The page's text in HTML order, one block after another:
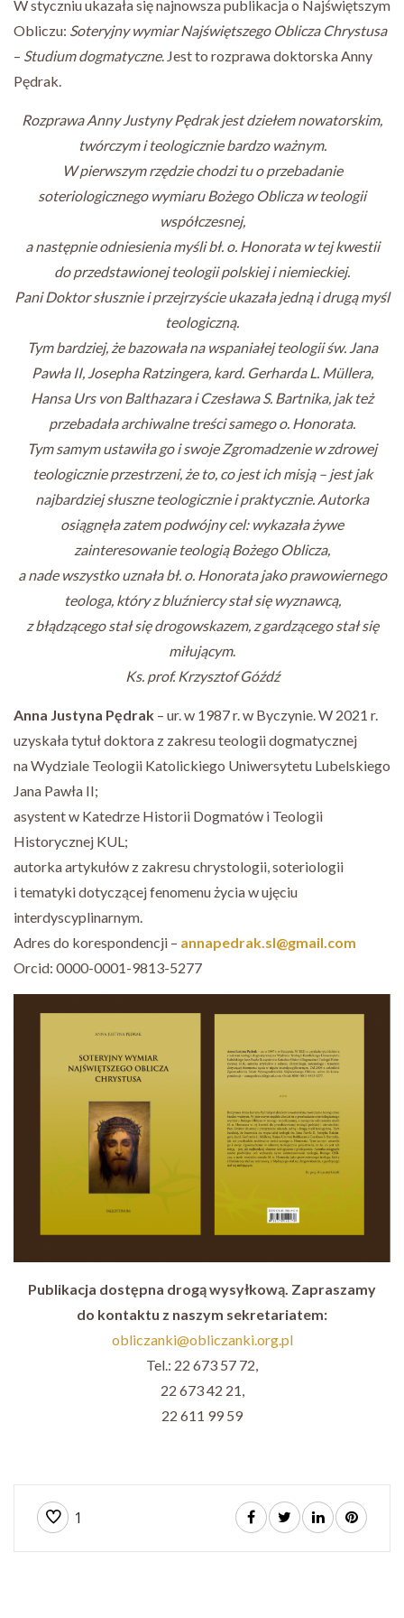
W styczniu ukazała się najnowsza publikacja o Najświętszym
Obliczu: Soteryjny wymiar Najświętszego Oblicza Chrystusa
– Studium dogmatyczne. Jest to rozprawa doktorska Anny
Pędrak.
Rozprawa Anny Justyny Pędrak jest dziełem nowatorskim,
twórczym i teologicznie bardzo ważnym.
W pierwszym rzędzie chodzi tu o przebadanie
soteriologicznego wymiaru Bożego Oblicza w teologii
współczesnej,
a następnie odniesienia myśli bł. o. Honorata w tej kwestii
do przedstawionej teologii polskiej i niemieckiej.
Pani Doktor słusznie i przejrzyście ukazała jedną i drugą myśl
teologiczną.
Tym bardziej, że bazowała na wspaniałej teologii św. Jana
Pawła II, Josepha Ratzingera, kard. Gerharda L. Müllera,
Hansa Urs von Balthazara i Czesława S. Bartnika, jak też
przebadała archiwalne treści samego o. Honorata.
Tym samym ustawiła go i swoje Zgromadzenie w zdrowej
teologicznie przestrzeni, że to, co jest ich misją – jest jak
najbardziej słuszne teologicznie i praktycznie. Autorka
osiągnęła zatem podwójny cel: wykazała żywe
zainteresowanie teologią Bożego Oblicza,
a nade wszystko uznała bł. o. Honorata jako prawowiernego
teologa, który z bluźniercy stał się wyznawcą,
z błądzącego stał się drogowskazem, z gardzącego stał się
miłującym.
Ks. prof. Krzysztof Góźdź
Anna Justyna Pędrak – ur. w 1987 r. w Byczynie. W 2021 r.
uzyskała tytuł doktora z zakresu teologii dogmatycznej
na Wydziale Teologii Katolickiego Uniwersytetu Lubelskiego
Jana Pawła II;
asystent w Katedrze Historii Dogmatów i Teologii
Historycznej KUL;
autorka artykułów z zakresu chrystologii, soteriologii
i tematyki dotyczącej fenomenu życia w ujęciu
interdyscyplinarnym.
Adres do korespondencji – annapedrak.sl@gmail.com
Orcid: 0000-0001-9813-5277
Publikacja dostępna drogą wysyłkową. Zapraszamy
do kontaktu z naszym sekretariatem:
obliczanki@obliczanki.org.pl
Tel.: 22 673 57 72,
22 673 42 21,
22 611 99 59
1